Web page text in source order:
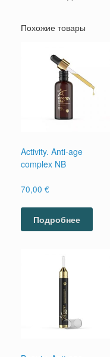
Похожие товары
Activity. Anti-age
complex NB
70,00 €
Подробнее